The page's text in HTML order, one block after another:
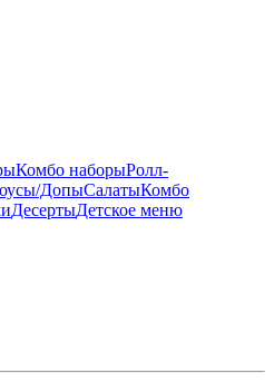
Комбо наборыРолл-
ДопыСалатыКомбо
ДесертыДетское меню